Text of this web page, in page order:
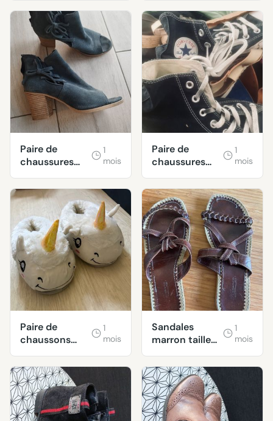
compensés.
Paire de
chaussures
taille 39
1
mois
Paire de
chaussures
taille 38
1
mois
Paire de
chaussons
licorne taille
38
1
mois
Sandales
marron taille
38
1
mois